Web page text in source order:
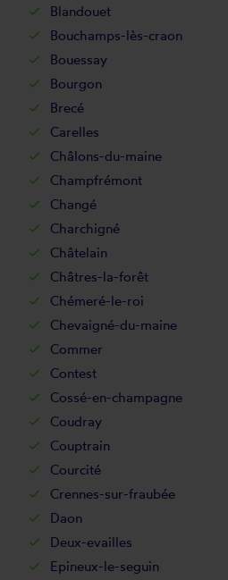
Blandouet
Bouchamps-lès-craon
Bouessay
Bourgon
Brecé
Carelles
Châlons-du-maine
Champfrémont
Changé
Charchigné
Châtelain
Châtres-la-forêt
Chémeré-le-roi
Chevaigné-du-maine
Commer
Contest
Cossé-en-champagne
Coudray
Couptrain
Courcité
Crennes-sur-fraubée
Daon
Deux-evailles
Epineux-le-seguin